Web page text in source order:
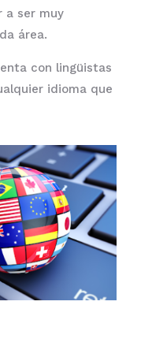
a ser muy
área.
con lingüistas
idioma que